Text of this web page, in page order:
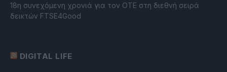
18η συνεχόμενη χρονιά για τον ΟΤΕ στη διεθνή σειρά
δεικτών FTSE4Good
DIGITAL LIFE